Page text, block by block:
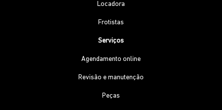
Locadora
Frotistas
Serviços
Agendamento online
Revisão e manutenção
Peças